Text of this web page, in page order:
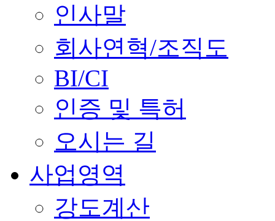
인사말
회사연혁/조직도
BI/CI
인증 및 특허
오시는 길
사업영역
강도계산